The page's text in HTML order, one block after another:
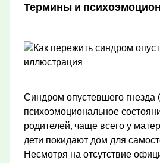
Термины и
Синдром опустевшего
психоэмоциональное
родителей, чаще всего у
дети покидают дом для
Несмотря на отсутствие